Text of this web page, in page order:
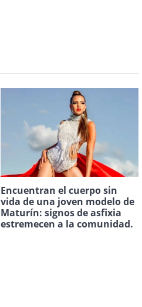
Encuentran el cuerpo sin
vida de una joven modelo de
Maturín: signos de asfixia
estremecen a la comunidad.